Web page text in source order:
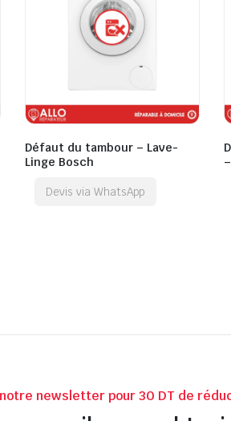
Défaut du tambour – Lave-
Linge Bosch
Devis via WhatsApp
newsletter pour 30 DT de